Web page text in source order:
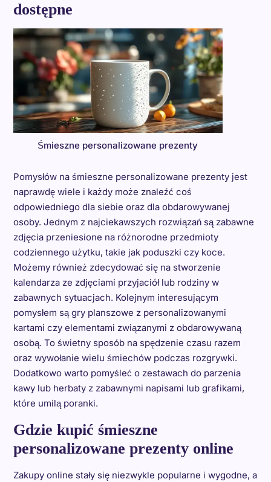
dostępne
Śmieszne personalizowane prezenty
Pomysłów na śmieszne personalizowane prezenty jest
naprawdę wiele i każdy może znaleźć coś
odpowiedniego dla siebie oraz dla obdarowywanej
osoby. Jednym z najciekawszych rozwiązań są zabawne
zdjęcia przeniesione na różnorodne przedmioty
codziennego użytku, takie jak poduszki czy koce.
Możemy również zdecydować się na stworzenie
kalendarza ze zdjęciami przyjaciół lub rodziny w
zabawnych sytuacjach. Kolejnym interesującym
pomysłem są gry planszowe z personalizowanymi
kartami czy elementami związanymi z obdarowywaną
osobą. To świetny sposób na spędzenie czasu razem
oraz wywołanie wielu śmiechów podczas rozgrywki.
Dodatkowo warto pomyśleć o zestawach do parzenia
kawy lub herbaty z zabawnymi napisami lub grafikami,
które umilą poranki.
Gdzie kupić śmieszne
personalizowane prezenty online
Zakupy online stały się niezwykle popularne i wygodne, a